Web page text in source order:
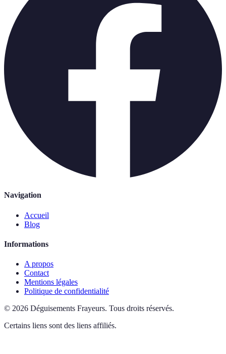
Navigation
Accueil
Blog
Informations
A propos
Contact
Mentions légales
Politique de confidentialité
© 2026 Déguisements Frayeurs. Tous droits réservés.
Certains liens sont des liens affiliés.